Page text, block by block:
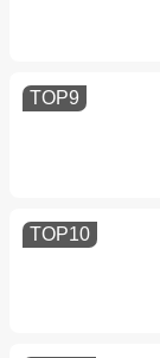
TOP9
TOP10